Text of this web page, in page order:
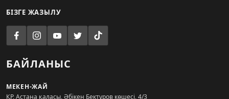
БІЗГЕ ЖАЗЫЛУ
БАЙЛАНЫС
МЕКЕН-ЖАЙ
ҚР, Астана қаласы, Әбікен Бектұров көшесі, 4/3